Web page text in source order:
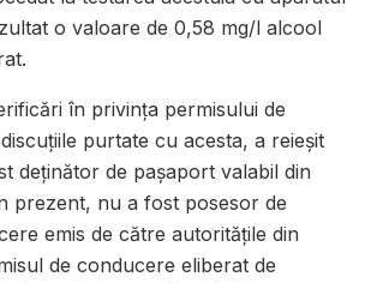
o valoare de 0,58 mg/l alcool
în privința permisului de
purtate cu acesta, a reieșit
deținător de pașaport valabil din
prezent, nu a fost posesor de
emis de către autoritățile din
de conducere eliberat de